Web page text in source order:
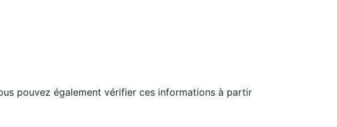
pouvez également vérifier ces informations à partir